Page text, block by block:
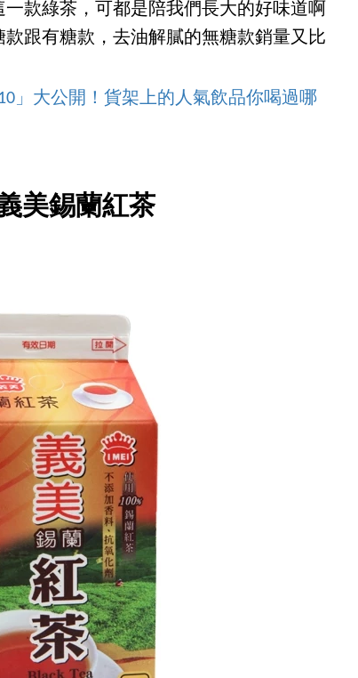
款綠茶，可都是陪我們長大的好味道啊
跟有糖款，去油解膩的無糖款銷量又比
」大公開！貨架上的人氣飲品你喝過哪
美錫蘭紅茶